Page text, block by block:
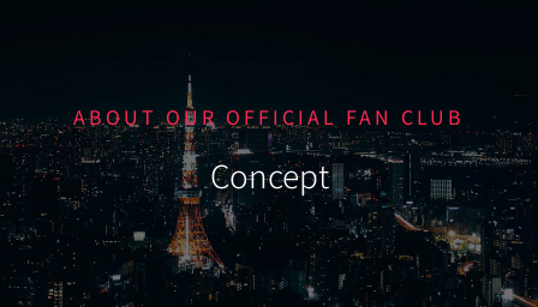
ABOUT OUR OFFICIAL FAN CLUB
Concept